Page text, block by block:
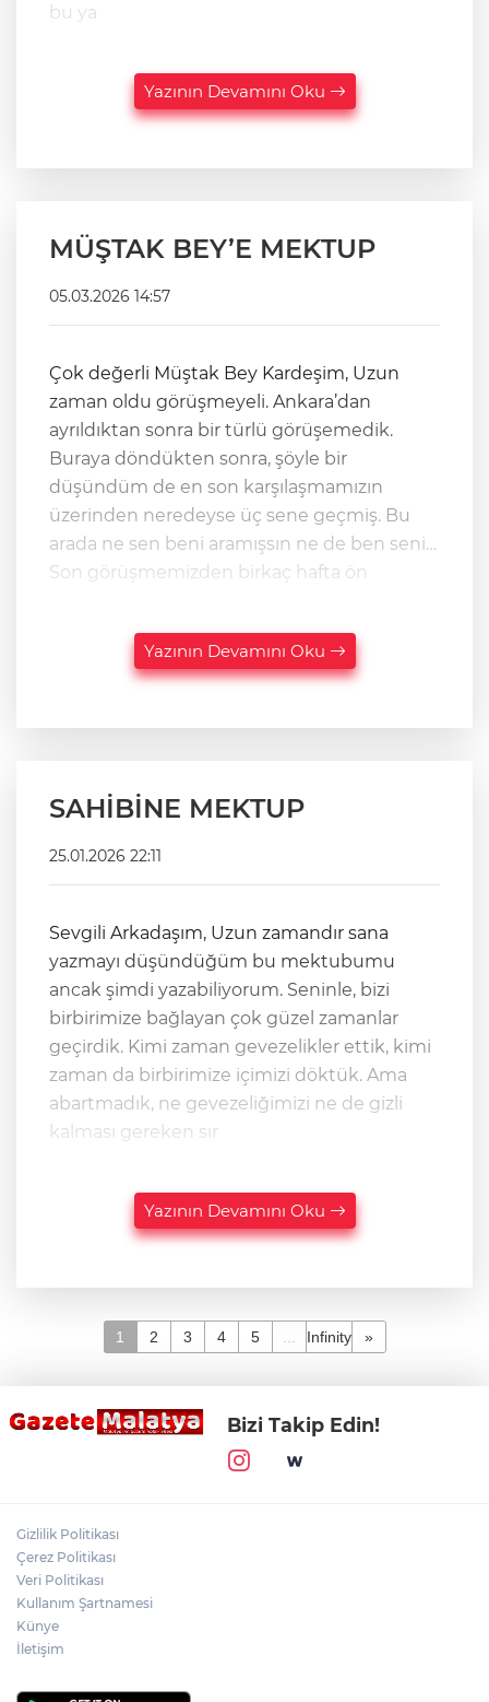
bu ya
Yazının Devamını Oku
MÜŞTAK BEY’E MEKTUP
05.03.2026 14:57
Çok değerli Müştak Bey Kardeşim, Uzun
zaman oldu görüşmeyeli. Ankara’dan
ayrıldıktan sonra bir türlü görüşemedik.
Buraya döndükten sonra, şöyle bir
düşündüm de en son karşılaşmamızın
üzerinden neredeyse üç sene geçmiş. Bu
arada ne sen beni aramışsın ne de ben seni…
Son görüşmemizden birkaç hafta ön
Yazının Devamını Oku
SAHİBİNE MEKTUP
25.01.2026 22:11
Sevgili Arkadaşım, Uzun zamandır sana
yazmayı düşündüğüm bu mektubumu
ancak şimdi yazabiliyorum. Seninle, bizi
birbirimize bağlayan çok güzel zamanlar
geçirdik. Kimi zaman gevezelikler ettik, kimi
zaman da birbirimize içimizi döktük. Ama
abartmadık, ne gevezeliğimizi ne de gizli
kalması gereken sır
Yazının Devamını Oku
1 2 3 4 5 Infinity »
Bizi Takip Edin!
Gizlilik Politikası
Çerez Politikası
Veri Politikası
Kullanım Şartnamesi
Künye
İletişim